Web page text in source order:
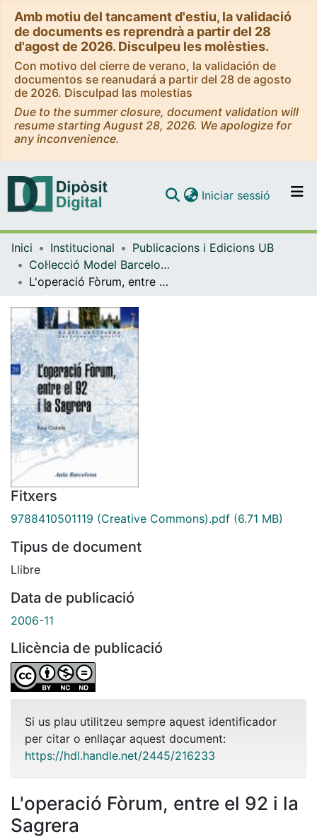
Amb motiu del tancament d'estiu, la validació
de documents es reprendrà a partir del 28
d'agost de 2026. Disculpeu les molèsties.
Con motivo del cierre de verano, la validación de
documentos se reanudará a partir del 28 de agosto
de 2026. Disculpad las molestias
Due to the summer closure, document validation will
resume starting August 28, 2026. We apologize for
any inconvenience.
Navega per tot el DD
Iniciar sessió (current)
Inici Institucional
Publicacions i Edicions UB
Col·lecció Model Barcelona. Quaderns de gestió - eBooks - (Publicacions i Edicions UB)
L'operació Fòrum, entre el 92 i la Sagrera
Fitxers
9788410501119 (Creative Commons).pdf (6.71 MB)
Tipus de document
Llibre
Data de publicació
2006-11
Llicència de publicació
Si us plau utilitzeu sempre aquest identificador
per citar o enllaçar aquest document:
https://hdl.handle.net/2445/216233
L'operació Fòrum, entre el 92 i la
Sagrera